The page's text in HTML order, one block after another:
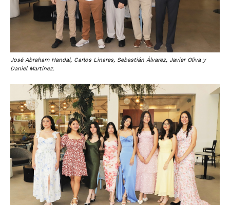
José Abraham Handal, Carlos Linares, Sebastián Álvarez, Javier Oliva y
Daniel Martínez.